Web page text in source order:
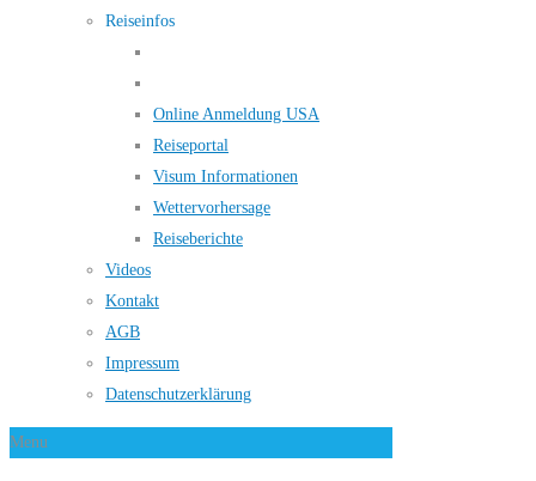
Reiseinfos
Online Anmeldung USA
Reiseportal
Visum Informationen
Wettervorhersage
Reiseberichte
Videos
Kontakt
AGB
Impressum
Datenschutzerklärung
Menu